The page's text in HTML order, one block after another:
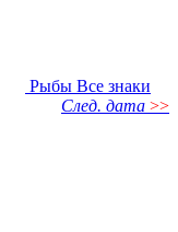
Рыбы Все знаки
След. дата >>